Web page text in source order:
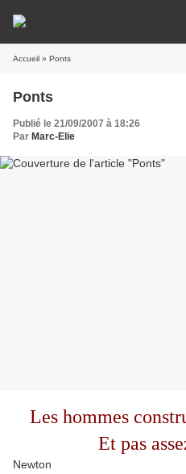
Accueil » Ponts
Ponts
Publié le 21/09/2007 à 18:26
Par Marc-Elie
Les hommes
Et pas
Newton